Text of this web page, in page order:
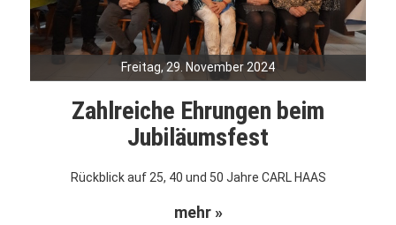
Freitag, 29. November 2024
Zahlreiche Ehrungen beim
Jubiläumsfest
Rückblick auf 25, 40 und 50 Jahre CARL HAAS
mehr »